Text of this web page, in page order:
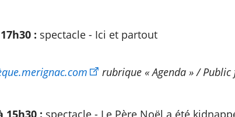
: spectacle - Ici et partout
rubrique « Agenda » /
15h30 : spectacle - Le Père Noël a été